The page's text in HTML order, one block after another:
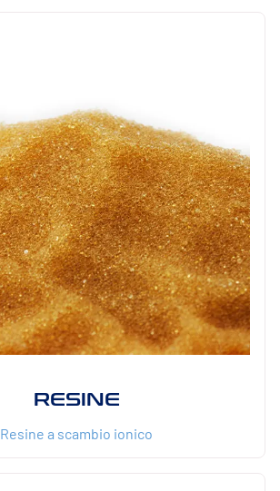
RESINE
Resine a scambio ionico